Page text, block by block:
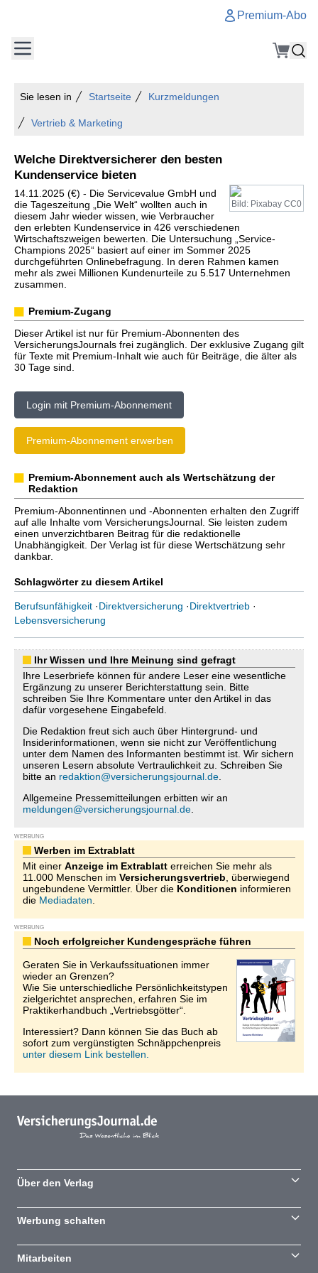
Premium-Abo
Sie lesen in Startseite Kurzmeldungen
Vertrieb & Marketing
Welche Direktversicherer den besten
Kundenservice bieten
Bild: Pixabay CC0
14.11.2025 (€) - Die Servicevalue GmbH und
die Tageszeitung „Die Welt“ wollten auch in
diesem Jahr wieder wissen, wie Verbraucher
den erlebten Kundenservice in 426 verschiedenen
Wirtschaftszweigen bewerten. Die Untersuchung „Service-
Champions 2025“ basiert auf einer im Sommer 2025
durchgeführten Onlinebefragung. In deren Rahmen kamen
mehr als zwei Millionen Kundenurteile zu 5.517 Unternehmen
zusammen.
Premium-Zugang
Dieser Artikel ist nur für Premium-Abonnenten des
VersicherungsJournals frei zugänglich. Der exklusive Zugang gilt
für Texte mit Premium-Inhalt wie auch für Beiträge, die älter als
30 Tage sind.
Login mit Premium-Abonnement
Premium-Abonnement erwerben
Premium-Abonnement auch als Wertschätzung der
Redaktion
Premium-Abonnentinnen und -Abonnenten erhalten den Zugriff
auf alle Inhalte vom VersicherungsJournal. Sie leisten zudem
einen unverzichtbaren Beitrag für die redaktionelle
Unabhängigkeit. Der Verlag ist für diese Wertschätzung sehr
dankbar.
Schlagwörter zu diesem Artikel
Berufsunfähigkeit ·Direktversicherung ·Direktvertrieb ·
Lebensversicherung
Ihr Wissen und Ihre Meinung sind gefragt
Ihre Leserbriefe können für andere Leser eine wesentliche
Ergänzung zu unserer Berichterstattung sein. Bitte
schreiben Sie Ihre Kommentare unter den Artikel in das
dafür vorgesehene Eingabefeld.
Die Redaktion freut sich auch über Hintergrund- und
Insiderinformationen, wenn sie nicht zur Veröffentlichung
unter dem Namen des Informanten bestimmt ist. Wir sichern
unseren Lesern absolute Vertraulichkeit zu. Schreiben Sie
bitte an redaktion@versicherungsjournal.de
Allgemeine Pressemitteilungen erbitten wir an
meldungen@versicherungsjournal.de
WERBUNG
Werben im Extrablatt
Mit einer Anzeige im Extrablatt erreichen Sie mehr als
11.000 Menschen im Versicherungsvertrieb , überwiegend
ungebundene Vermittler. Über die Konditionen informieren
die Mediadaten
WERBUNG
Noch erfolgreicher Kundengespräche führen
Geraten Sie in Verkaufssituationen immer
wieder an Grenzen?
Wie Sie unterschiedliche Persönlichkeitstypen
zielgerichtet ansprechen, erfahren Sie im
Praktikerhandbuch „Vertriebsgötter“.
Interessiert? Dann können Sie das Buch ab
sofort zum vergünstigten Schnäppchenpreis
unter diesem Link bestellen.
Über den Verlag
Werbung schalten
Mitarbeiten